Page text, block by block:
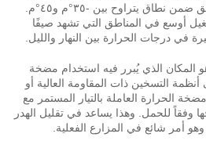
ويمكن تشغيلها في الهواء الطلق ضمن نطاق يتراوح بين -٣٥°م و٤٥°م.
أوسع في المناطق التي تشهد صيفًا
في درجات الحرارة بين النهار والليل.
المكان الذي يُبرر فيه استخدام مضخة
أنظمة التسخين ذات المقاومة العالية أو
الحرارة العاملة بالتيار المستمر مع
وفقاً للحمل. وهذا يساعد في تقليل الهدر
أمر شائع في المزارع الفعلية.